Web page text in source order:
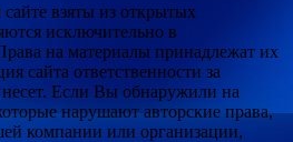
взяты из открытых
исключительно в
на материалы принадлежат их
сайта ответственности за
Если Вы обнаружили на
нарушают авторские права,
компании или организации,